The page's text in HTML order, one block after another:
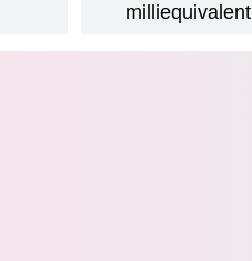
milliequivalent